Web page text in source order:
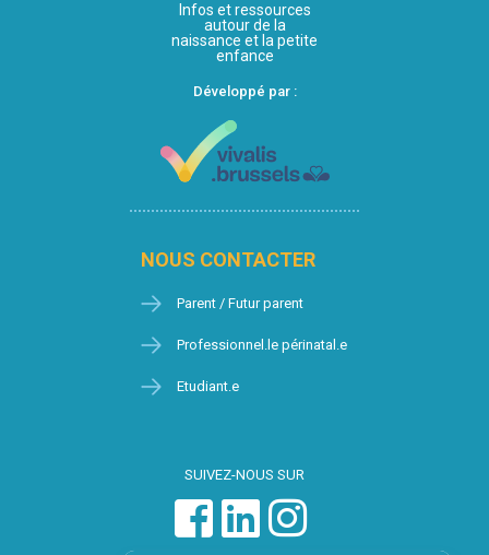
Infos et ressources
autour de la
naissance et la petite
enfance
Développé par :
NOUS CONTACTER
Parent / Futur parent
Professionnel.le périnatal.e
Etudiant.e
SUIVEZ-NOUS SUR